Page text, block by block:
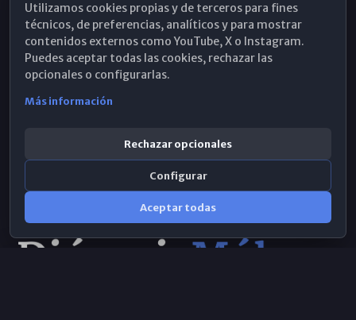
Hemeroteca
WhatsApp
Utilizamos cookies propias y de terceros para fines
técnicos, de preferencias, analíticos y para mostrar
contenidos externos como YouTube, X o Instagram.
Puedes aceptar todas las cookies, rechazar las
opcionales o configurarlas.
Más información
Rechazar opcionales
Configurar
Aceptar todas